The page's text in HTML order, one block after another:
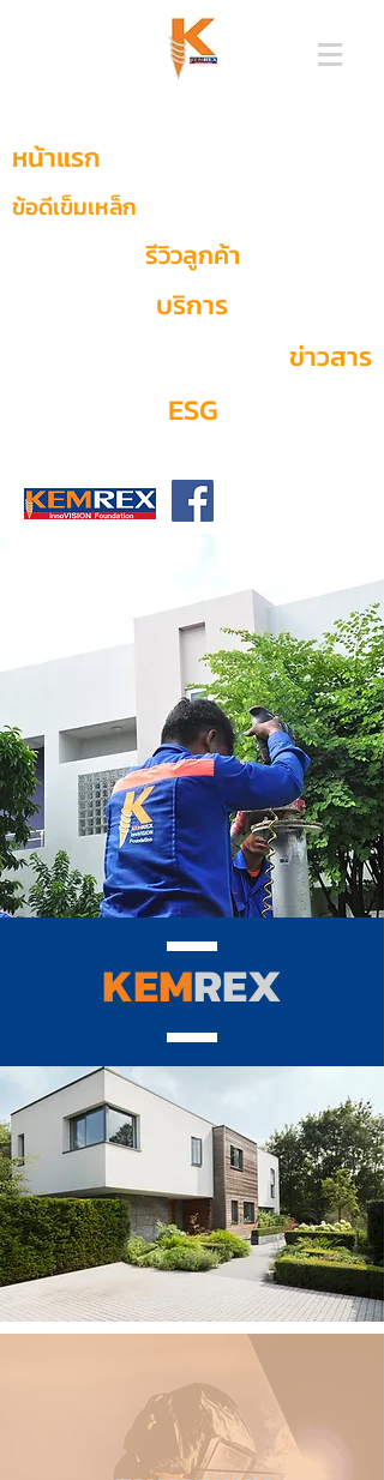
หน้าแรก
ข้อดีเข็มเหล็ก
รีวิวลูกค้า
บริการ
ข่าวสาร
ESG
KEMREX